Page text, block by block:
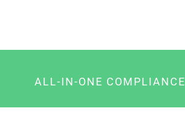
ALL-IN-ONE COMPLIANCE